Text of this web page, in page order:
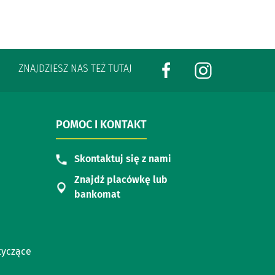
ZNAJDZIESZ NAS TEŻ TUTAJ
POMOC I KONTAKT
Skontaktuj się z nami
Znajdź placówkę lub
bankomat